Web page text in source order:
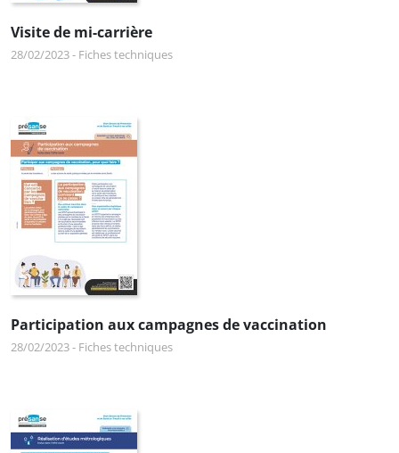
Visite de mi-carrière
28/02/2023- Fiches techniques
Participation aux campagnes de vaccination
28/02/2023- Fiches techniques